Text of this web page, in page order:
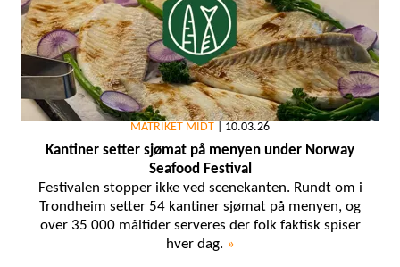
MATRIKET MIDT 10.03.26
Kantiner setter sjømat på menyen under Norway
Seafood Festival
Festivalen stopper ikke ved scenekanten. Rundt om i
Trondheim setter 54 kantiner sjømat på menyen, og
over 35 000 måltider serveres der folk faktisk spiser
hver dag. »